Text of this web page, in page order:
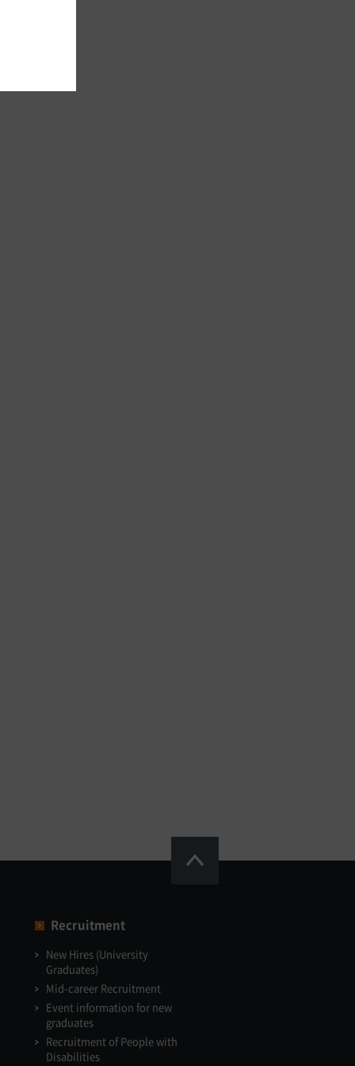
Recruitment
New Hires (University
Graduates)
Mid-career Recruitment
Event information for new
graduates
Recruitment of People with
Disabilities